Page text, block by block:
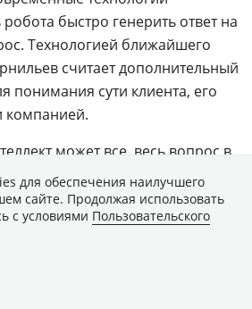
быстро генерить ответ на
Технологией ближайшего
считает дополнительный
понимания сути клиента, его
компанией.
может все, весь вопрос в
в какой мере мы готовы
с клиентами», — говорит
Ведь для того, чтобы обучить
нужно предоставить огромные
информации, а
По мнению же
для обеспечения наилучшего
сайте. Продолжая использовать
с условиями Пользовательского